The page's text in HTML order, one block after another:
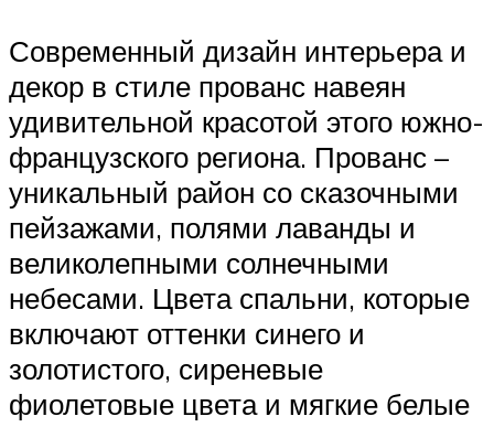
Современный дизайн интерьера и
декор в стиле прованс навеян
удивительной красотой этого южно-
французского региона. Прованс –
уникальный район со сказочными
пейзажами, полями лаванды и
великолепными солнечными
небесами. Цвета спальни, которые
включают оттенки синего и
золотистого, сиреневые
фиолетовые цвета и мягкие белые